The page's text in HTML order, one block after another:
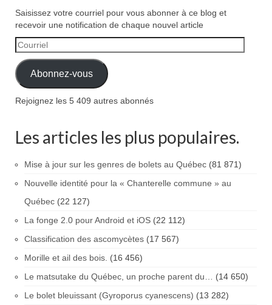
Saisissez votre courriel pour vous abonner à ce blog et
recevoir une notification de chaque nouvel article
Courriel
Abonnez-vous
Rejoignez les 5 409 autres abonnés
Les articles les plus populaires.
Mise à jour sur les genres de bolets au Québec (81 871)
Nouvelle identité pour la « Chanterelle commune » au
Québec (22 127)
La fonge 2.0 pour Android et iOS (22 112)
Classification des ascomycètes (17 567)
Morille et ail des bois. (16 456)
Le matsutake du Québec, un proche parent du… (14 650)
Le bolet bleuissant (Gyroporus cyanescens) (13 282)